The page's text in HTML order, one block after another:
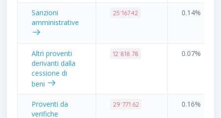
Sanzioni
amministrative
25˙167.42 0.14%
Altri proventi
derivanti dalla
cessione di
beni
12˙818.78 0.07%
Proventi da
verifiche
29˙771.62 0.16%